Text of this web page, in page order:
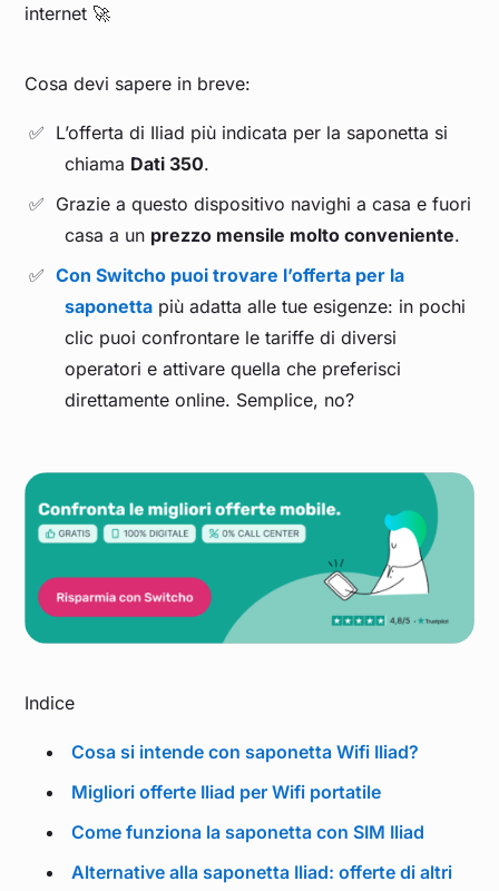
internet 🚀
Cosa devi sapere in breve:
L’offerta di Iliad più indicata per la saponetta si
chiama Dati 350.
Grazie a questo dispositivo navighi a casa e fuori
casa a un prezzo mensile molto conveniente.
Con Switcho puoi trovare l’offerta per la
saponetta più adatta alle tue esigenze: in pochi
clic puoi confrontare le tariffe di diversi
operatori e attivare quella che preferisci
direttamente online. Semplice, no?
Indice
Cosa si intende con saponetta Wifi Iliad?
Migliori offerte Iliad per Wifi portatile
Come funziona la saponetta con SIM Iliad
Alternative alla saponetta Iliad: offerte di altri